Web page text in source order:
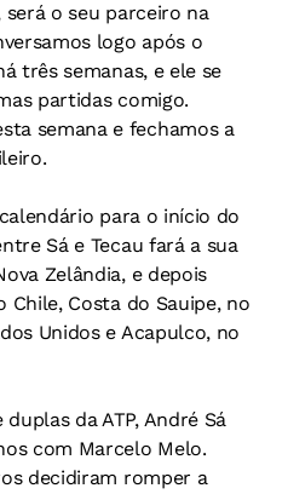
será o seu parceiro na
logo após o
três semanas, e ele se
partidas comigo.
semana e fechamos a
para o início do
Sá e Tecau fará a sua
Zelândia, e depois
Chile, Costa do Sauipe, no
Unidos e Acapulco, no
da ATP, André Sá
com Marcelo Melo.
decidiram romper a